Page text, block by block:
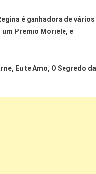
é ganhadora de vários
um Prêmio Moriele, e
Eu te Amo, O Segredo da